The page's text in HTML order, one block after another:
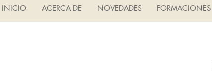
INICIO ACERCA DE NOVEDADES FORMACIONES